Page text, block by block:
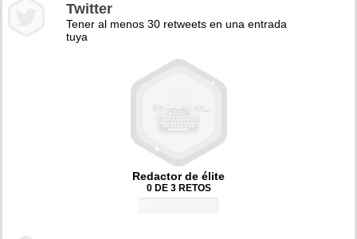
Twitter
Tener al menos 30 retweets en una entrada
tuya
Redactor de élite
0 DE 3 RETOS